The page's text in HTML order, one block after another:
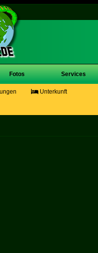
Fotos Services
Unterkunft